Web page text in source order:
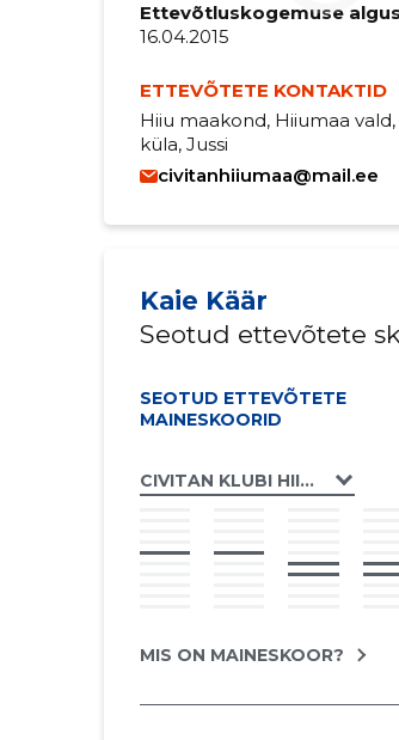
Ettevõtluskogemuse
16.04.2015
ETTEVÕTETE KONTAKTID
Hiiu maakond, Hiiumaa vald,
küla, Jussi
civitanhiiumaa@mail.ee
Kaie Käär
Seotud ettevõtete
SEOTUD ETTEVÕTETE
MAINESKOORID
CIVITAN KLUBI HIIUMAA MTÜ
MIS ON MAINESKOOR?